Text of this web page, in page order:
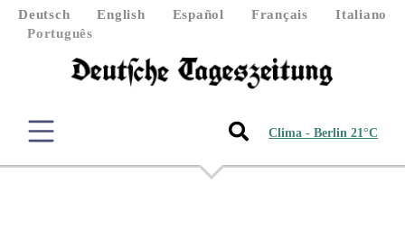
Deutsch English Español Français
Italiano
Português
Clima - Berlin 21°C